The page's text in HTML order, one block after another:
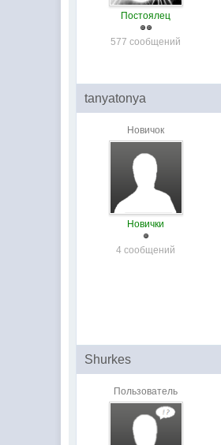
Постоялец
577 сообщений
tanyatonya
Новичок
Новички
4 сообщений
Shurkes
Пользователь